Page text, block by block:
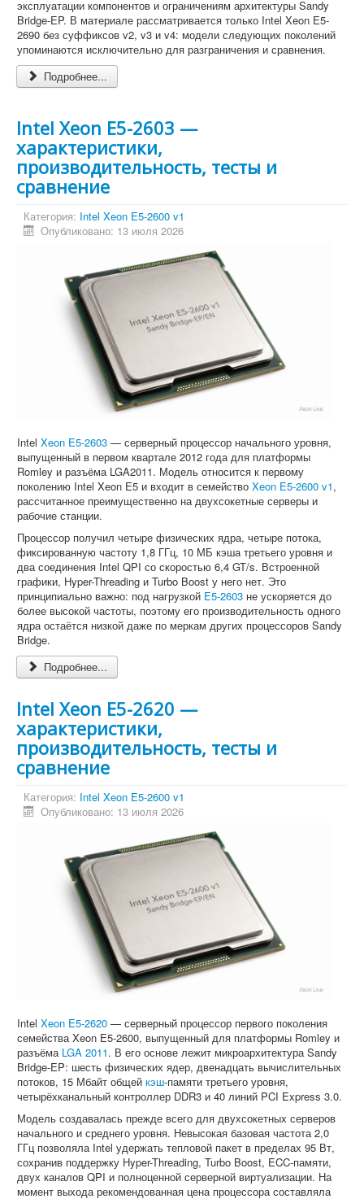
эксплуатации компонентов и ограничениям архитектуры Sandy
Bridge-EP. В материале рассматривается только Intel Xeon E5-
2690 без суффиксов v2, v3 и v4: модели следующих поколений
упоминаются исключительно для разграничения и сравнения.
Подробнее...
Intel Xeon E5-2603 —
характеристики,
производительность, тесты и
сравнение
Категория: Intel Xeon E5-2600 v1
Опубликовано: 13 июля 2026
Intel Xeon E5-2603 — серверный процессор начального уровня,
выпущенный в первом квартале 2012 года для платформы
Romley и разъёма LGA2011. Модель относится к первому
поколению Intel Xeon E5 и входит в семейство Xeon E5-2600 v1,
рассчитанное преимущественно на двухсокетные серверы и
рабочие станции.
Процессор получил четыре физических ядра, четыре потока,
фиксированную частоту 1,8 ГГц, 10 МБ кэша третьего уровня и
два соединения Intel QPI со скоростью 6,4 GT/s. Встроенной
графики, Hyper-Threading и Turbo Boost у него нет. Это
принципиально важно: под нагрузкой E5-2603 не ускоряется до
более высокой частоты, поэтому его производительность одного
ядра остаётся низкой даже по меркам других процессоров Sandy
Bridge.
Подробнее...
Intel Xeon E5-2620 —
характеристики,
производительность, тесты и
сравнение
Категория: Intel Xeon E5-2600 v1
Опубликовано: 13 июля 2026
Intel Xeon E5-2620 — серверный процессор первого поколения
семейства Xeon E5-2600, выпущенный для платформы Romley и
разъёма LGA 2011. В его основе лежит микроархитектура Sandy
Bridge-EP: шесть физических ядер, двенадцать вычислительных
потоков, 15 Мбайт общей кэш-памяти третьего уровня,
четырёхканальный контроллер DDR3 и 40 линий PCI Express 3.0.
Модель создавалась прежде всего для двухсокетных серверов
начального и среднего уровня. Невысокая базовая частота 2,0
ГГц позволяла Intel удержать тепловой пакет в пределах 95 Вт,
сохранив поддержку Hyper-Threading, Turbo Boost, ECC-памяти,
двух каналов QPI и полноценной серверной виртуализации. На
момент выхода рекомендованная цена процессора составляла